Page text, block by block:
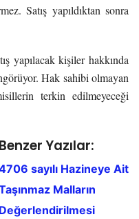
Satış yapıldıktan sonra
yapılacak kişiler hakkında
Hak sahibi olmayan
terkin edilmeyeceği
Benzer Yazılar:
sayılı Hazineye Ait
Malların
Değerlendirilmesi